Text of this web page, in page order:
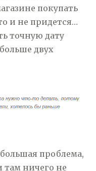
покупать
и не придется…
точную дату
двух
проблема,
ничего не